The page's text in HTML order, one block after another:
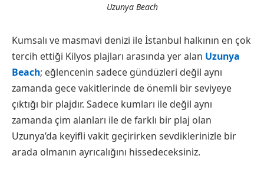
Uzunya Beach
Kumsalı ve masmavi denizi ile İstanbul halkının en çok
tercih ettiği Kilyos plajları arasında yer alan Uzunya
Beach; eğlencenin sadece gündüzleri değil aynı
zamanda gece vakitlerinde de önemli bir seviyeye
çıktığı bir plajdır. Sadece kumları ile değil aynı
zamanda çim alanları ile de farklı bir plaj olan
Uzunya’da keyifli vakit geçirirken sevdiklerinizle bir
arada olmanın ayrıcalığını hissedeceksiniz.